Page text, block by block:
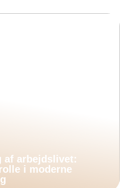
af arbejdslivet:
i moderne